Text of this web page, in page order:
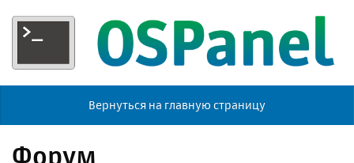
Вернуться на главную страницу
Форум